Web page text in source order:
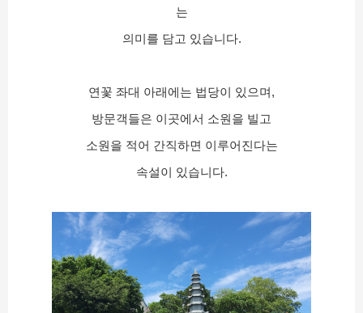
는
의미를 담고 있습니다.
연꽃 좌대 아래에는 법당이 있으며,
방문객들은 이곳에서 소원을 빌고
소원을 적어 간직하면 이루어진다는
속설이 있습니다.